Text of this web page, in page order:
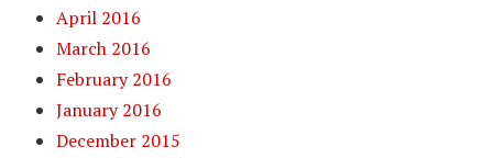
April 2016
March 2016
February 2016
January 2016
December 2015